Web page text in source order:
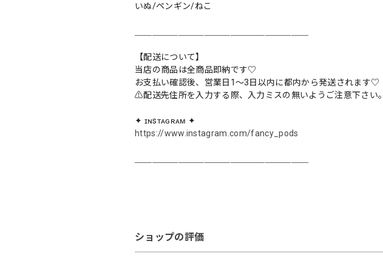
いぬ/ペンギン/ねこ
【配送について】
当店の商品は全商品即納です♡︎
お支払い確認後、営業日1〜3日以内に都内から発送されます♡
⚠︎配送先住所を入力する際、入力ミスの無いようご注意下さい。
✦ ɪɴsᴛᴀɢʀᴀᴍ ✦
https://www.instagram.com/fancy_pods
ショップの評価